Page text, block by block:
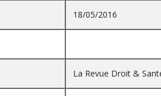
18/05/2016
La Revue Droit &